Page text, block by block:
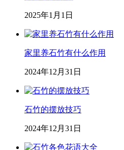
2025年1月1日
家里养石竹有什么作用
2024年12月31日
石竹的摆放技巧
2024年12月31日